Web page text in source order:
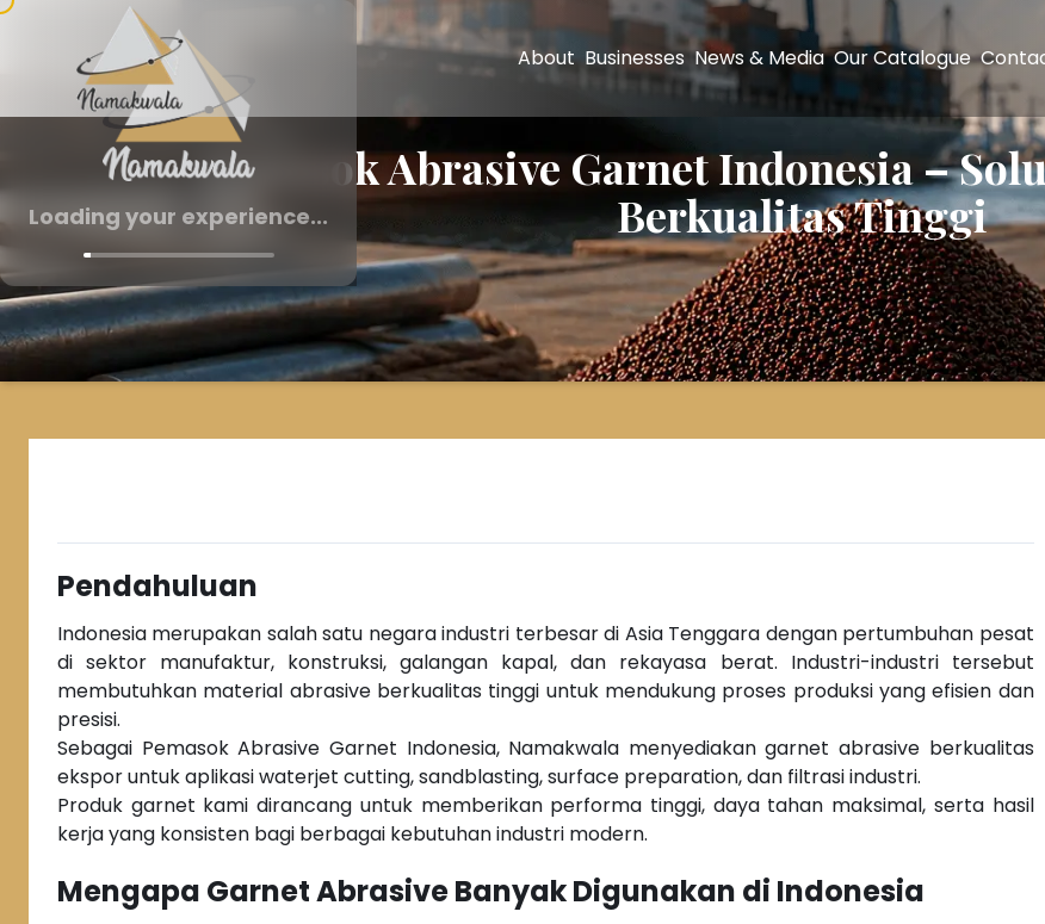
Loading your experience...
About Businesses News & Media Our Catalogue
Pemasok Abrasive Garnet Indonesia –
Berkualitas Tinggi
Pendahuluan
Indonesia merupakan salah satu negara industri terbesar di Asia Tenggara dengan pertumbuhan pesat
di sektor manufaktur, konstruksi, galangan kapal, dan rekayasa berat. Industri-industri tersebut
membutuhkan material abrasive berkualitas tinggi untuk mendukung proses produksi yang efisien dan
presisi.
Sebagai Pemasok Abrasive Garnet Indonesia, Namakwala menyediakan garnet abrasive berkualitas
ekspor untuk aplikasi waterjet cutting, sandblasting, surface preparation, dan filtrasi industri.
Produk garnet kami dirancang untuk memberikan performa tinggi, daya tahan maksimal, serta hasil
kerja yang konsisten bagi berbagai kebutuhan industri modern.
Mengapa Garnet Abrasive Banyak Digunakan di Indonesia